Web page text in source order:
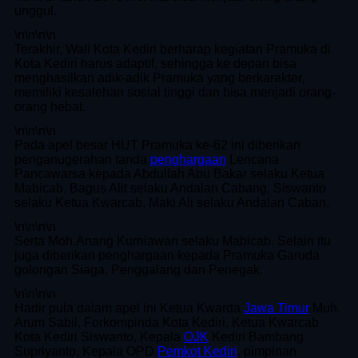
penghargaan
Jawa Timur
OJK
Pemkot Kediri